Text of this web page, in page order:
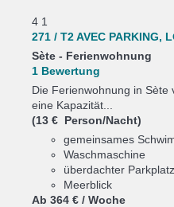
4 1
271 / T2 AVEC PARKING,
Sète - Ferienwohnung
1 Bewertung
Die Ferienwohnung in
eine Kapazität...
(13 € Person/Nacht)
gemeinsames
Waschmaschine
überdachter Parkplatz
Meerblick
Ab 364 € / Woche